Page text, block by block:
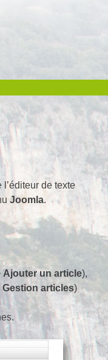
de texte
Joomla.
Ajouter un article),
Gestion articles)